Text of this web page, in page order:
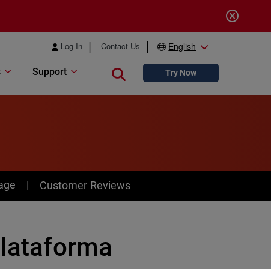
Log In Contact Us English
Support Close searchTry Now
Customer Reviews